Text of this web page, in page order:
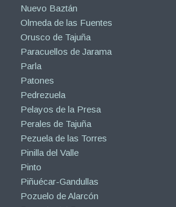
Nuevo Baztán
Olmeda de las Fuentes
Orusco de Tajuña
Paracuellos de Jarama
Parla
Patones
Pedrezuela
Pelayos de la Presa
Perales de Tajuña
Pezuela de las Torres
Pinilla del Valle
Pinto
Piñuécar-Gandullas
Pozuelo de Alarcón